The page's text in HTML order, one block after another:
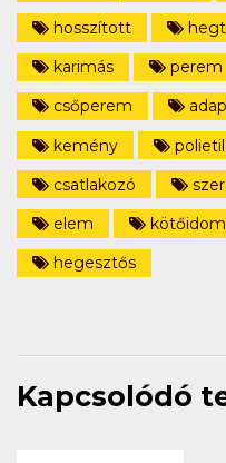
hosszított
karimás
perem
csőperem
kemény
csatlakozó
elem
kötőidom
hegesztős
Kapcsolódó